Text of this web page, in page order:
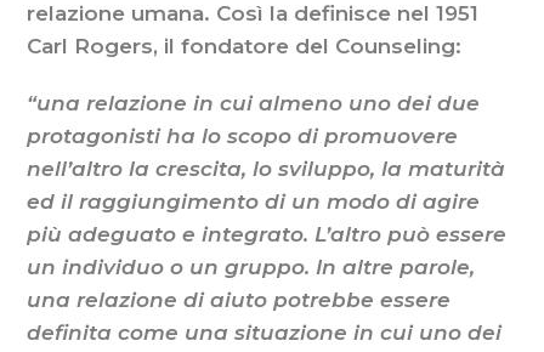
relazione umana. Così la definisce nel 1951
Carl Rogers, il fondatore del Counseling:
“una relazione in cui almeno uno dei due
protagonisti ha lo scopo di promuovere
nell’altro la crescita, lo sviluppo, la maturità
ed il raggiungimento di un modo di agire
più adeguato e integrato. L’altro può essere
un individuo o un gruppo. In altre parole,
una relazione di aiuto potrebbe essere
definita come una situazione in cui uno dei